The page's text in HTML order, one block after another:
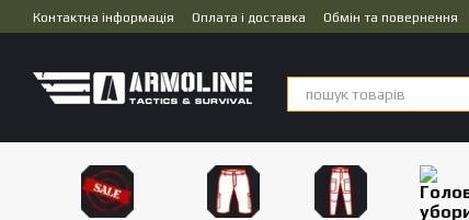
Перейти до основного контенту
Контактна інформація Оплата і доставка Обмін та повернення